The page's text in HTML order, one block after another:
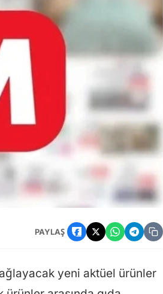
PAYLAŞ
yeni aktüel ürünler